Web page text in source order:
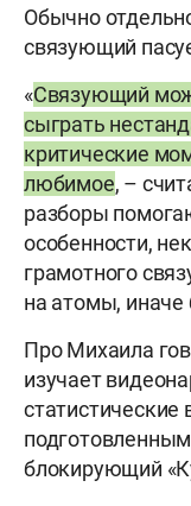
Обычно
связующий
«Связующий
сыграть
критические
любимое, –
разборы
особенности,
грамотного
на атомы, иначе
Про Михаила
изучает
блокирующий